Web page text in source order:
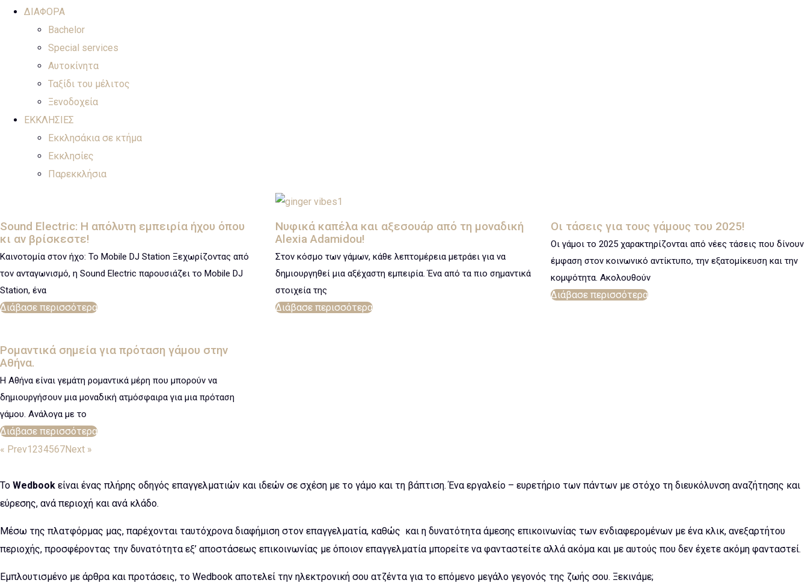
ΔΙΑΦΟΡΑ
Bachelor
Special services
Αυτοκίνητα
Ταξίδι του μέλιτος
Ξενοδοχεία
ΕΚΚΛΗΣΙΕΣ
Εκκλησάκια σε κτήμα
Εκκλησίες
Παρεκκλήσια
Sound Electric: Η απόλυτη εμπειρία ήχου όπου
κι αν βρίσκεστε!
Καινοτομία στον ήχο: Το Mobile DJ Station Ξεχωρίζοντας από
τον ανταγωνισμό, η Sound Electric παρουσιάζει το Mobile DJ
Station, ένα
Διάβασε περισσότερα
Νυφικά καπέλα και αξεσουάρ από τη μοναδική
Alexia Adamidou!
Στον κόσμο των γάμων, κάθε λεπτομέρεια μετράει για να
δημιουργηθεί μια αξέχαστη εμπειρία. Ένα από τα πιο σημαντικά
στοιχεία της
Διάβασε περισσότερα
Οι τάσεις για τους γάμους του 2025!
Οι γάμοι το 2025 χαρακτηρίζονται από νέες τάσεις που δίνουν
έμφαση στον κοινωνικό αντίκτυπο, την εξατομίκευση και την
κομψότητα. Ακολουθούν
Διάβασε περισσότερα
Ρομαντικά σημεία για πρόταση γάμου στην
Αθήνα.
Η Αθήνα είναι γεμάτη ρομαντικά μέρη που μπορούν να
δημιουργήσουν μια μοναδική ατμόσφαιρα για μια πρόταση
γάμου. Ανάλογα με το
Διάβασε περισσότερα
« Prev1 234567Next »
Το Wedbook είναι ένας πλήρης οδηγός επαγγελματιών και ιδεών σε σχέση με το γάμο και τη βάπτιση. Ένα εργαλείο – ευρετήριο των πάντων με στόχο τη διευκόλυνση αναζήτησης και
εύρεσης, ανά περιοχή και ανά κλάδο.
Μέσω της πλατφόρμας μας, παρέχονται ταυτόχρονα διαφήμιση στον επαγγελματία, καθώς και η δυνατότητα άμεσης επικοινωνίας των ενδιαφερομένων με ένα κλικ, ανεξαρτήτου
περιοχής, προσφέροντας την δυνατότητα εξ’ αποστάσεως επικοινωνίας με όποιον επαγγελματία μπορείτε να φανταστείτε αλλά ακόμα και με αυτούς που δεν έχετε ακόμη φανταστεί.
Εμπλουτισμένο με άρθρα και προτάσεις, το Wedbook αποτελεί την ηλεκτρονική σου ατζέντα για το επόμενο μεγάλο γεγονός της ζωής σου. Ξεκινάμε;